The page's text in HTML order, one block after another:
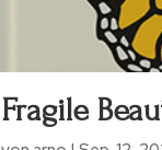
Fragile